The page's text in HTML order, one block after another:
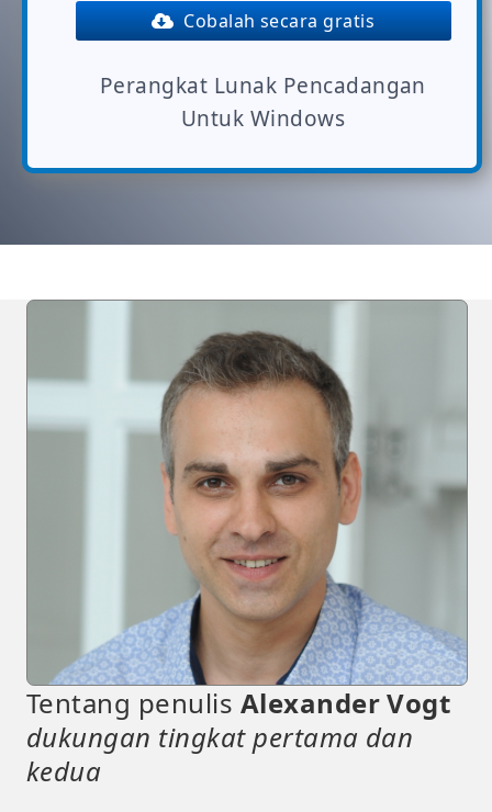
Cobalah secara gratis
Perangkat Lunak Pencadangan
Untuk Windows
Tentang penulis Alexander Vogt
dukungan tingkat pertama dan
kedua